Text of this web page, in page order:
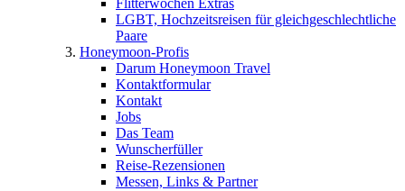
Flitterwochen Extras
LGBT, Hochzeitsreisen für gleichgeschlechtliche
Paare
Honeymoon-Profis
Darum Honeymoon Travel
Kontaktformular
Kontakt
Jobs
Das Team
Wunscherfüller
Reise-Rezensionen
Messen, Links & Partner